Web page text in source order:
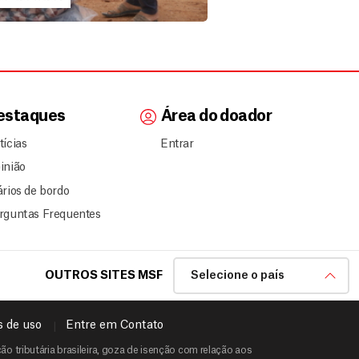
de bordo
Frequentes
Área do doador
Entrar
OUTROS SITES MSF Selecione o país
de uso Entre em Contato
tributária brasileira, goza de isenção com relação aos